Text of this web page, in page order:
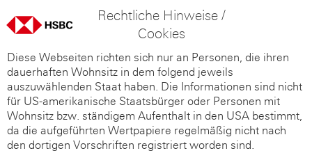
Rechtliche Hinweise /
Cookies
Diese Webseiten richten sich nur an Personen, die ihren
dauerhaften Wohnsitz in dem folgend jeweils
auszuwählenden Staat haben. Die Informationen sind nicht
für US-amerikanische Staatsbürger oder Personen mit
Wohnsitz bzw. ständigem Aufenthalt in den USA bestimmt,
da die aufgeführten Wertpapiere regelmäßig nicht nach
den dortigen Vorschriften registriert worden sind.